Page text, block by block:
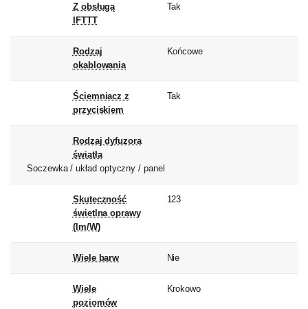
Z obsługą
IFTTT
Tak
Rodzaj
okablowania
Końcowe
Ściemniacz z
przyciskiem
Tak
Rodzaj dyfuzora
światła
Soczewka / układ optyczny / panel
Skuteczność
świetlna oprawy
(lm/W)
123
Wiele barw Nie
Wiele
poziomów
Krokowo